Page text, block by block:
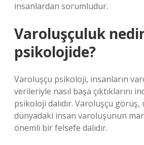
insanlardan sorumludur.
Varoluşçuluk
psikolojide?
Varoluşçu psikoloji, insanların
verileriyle nasıl başa çıktıklarını
psikoloji dalıdır. Varoluşçu görüş,
dünyadaki insan varoluşunun
önemli bir felsefe dalıdır.